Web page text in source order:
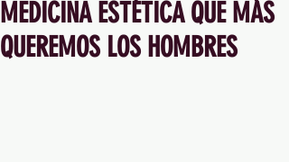
MEDICINA ESTÉTICA QUE MÁS
QUEREMOS LOS HOMBRES